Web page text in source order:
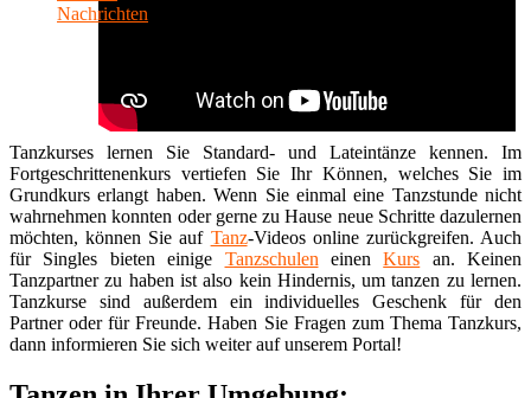
Tanzkurses lernen Sie Standard- und Lateintänze kennen. Im
Fortgeschrittenenkurs vertiefen Sie Ihr Können, welches Sie im
Grundkurs erlangt haben. Wenn Sie einmal eine Tanzstunde nicht
wahrnehmen konnten oder gerne zu Hause neue Schritte dazulernen
möchten, können Sie auf Tanz-Videos online zurückgreifen. Auch
für Singles bieten einige Tanzschulen einenKurs an. Keinen
Tanzpartner zu haben ist also kein Hindernis, um tanzen zu lernen.
Tanzkurse sind außerdem ein individuelles Geschenk für den
Partner oder für Freunde. Haben Sie Fragen zum Thema Tanzkurs,
dann informieren Sie sich weiter auf unserem Portal!